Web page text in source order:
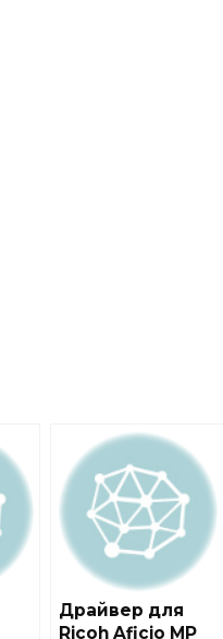
Драйвер для
Ricoh Aficio MP